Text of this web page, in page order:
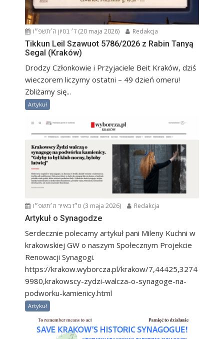
ד׳ בסיון ה׳תשפ״ו (20 maja 2026) Redakcja
Tikkun Leil Szawuot 5786/2026 z Rabin Tanyą
Segal (Kraków)
Drodzy Członkowie i Przyjaciele Beit Kraków, dziś
wieczorem liczymy ostatni – 49 dzień omeru!
Zbliżamy się...
Artykuł
ט״ז באייר ה׳תשפ״ו (3 maja 2026) Redakcja
Artykuł o Synagodze
Serdecznie polecamy artykuł pani Mileny Kuchni w
krakowskiej GW o naszym Społecznym Projekcie
Renowacji Synagogi.
https://krakow.wyborcza.pl/krakow/7,44425,3274
9980,krakowscy-zydzi-walcza-o-synagoge-na-
podworku-kamienicy.html
Artykuł